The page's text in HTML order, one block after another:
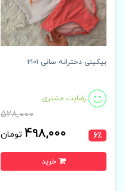
6٪
بیکینی دخترانه سانی ۲۱۰۱
رضایت مشتری
528,000
498,000 تومان